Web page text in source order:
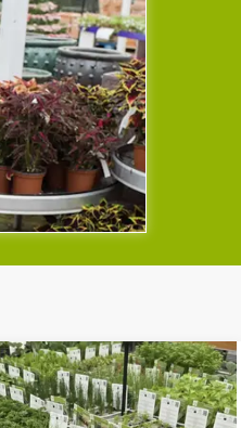
dan is deze lift
en
u samen met
kunt stappen.
in Beek!